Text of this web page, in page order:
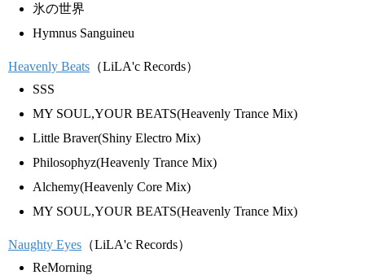
氷の世界
Hymnus Sanguineu
Heavenly Beats （LiLA'c Records）
SSS
MY SOUL,YOUR BEATS(Heavenly Trance Mix)
Little Braver(Shiny Electro Mix)
Philosophyz(Heavenly Trance Mix)
Alchemy(Heavenly Core Mix)
MY SOUL,YOUR BEATS(Heavenly Trance Mix)
Naughty Eyes （LiLA'c Records）
ReMorning